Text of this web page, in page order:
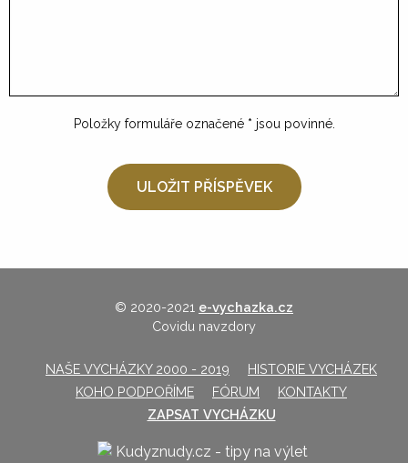
Položky formuláře označené * jsou povinné.
© 2020-2021 e-vychazka.cz
Covidu navzdory
NAŠE VYCHÁZKY 2000 - 2019
HISTORIE VYCHÁZEK
KOHO PODPOŘÍME
FÓRUM
KONTAKTY
ZAPSAT VYCHÁZKU